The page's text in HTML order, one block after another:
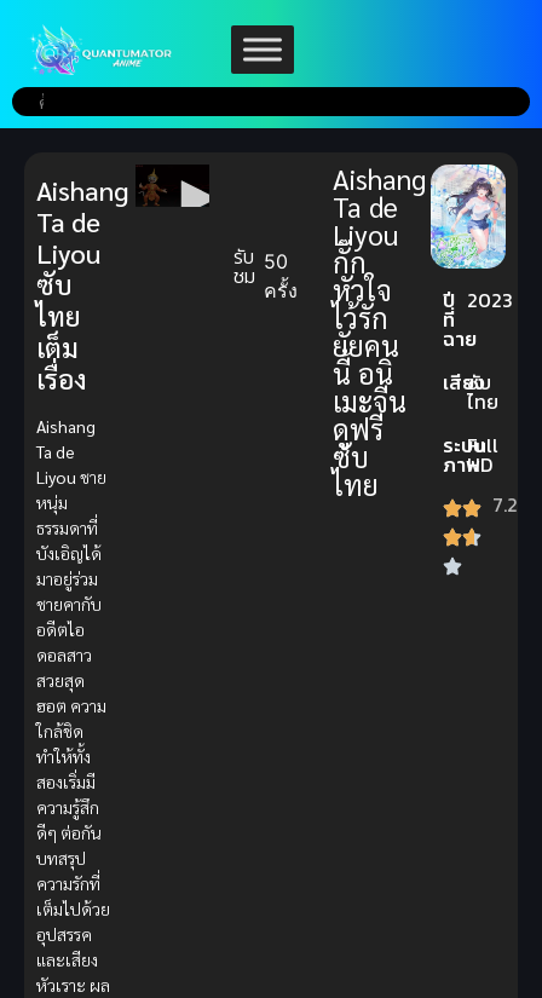
รับ
ชม 50
ครั้ง
Aishang
Ta de
Liyou
กั๊ก
หัวใจ
ไว้รัก
ยัยคน
นี้ อนิ
เมะจีน
ดูฟรี
ซับ
ไทย
ปี
ที่
ฉาย
2023
เสียง
ซับ
ไทย
ระบบ
ภาพ
Full
HD
7.2
Aishang
Ta de
Liyou
ซับ
ไทย
เต็ม
เรื่อง
Aishang
Ta de
Liyou ชาย
หนุ่ม
ธรรมดาที่
บังเอิญได้
มาอยู่ร่วม
ชายคากับ
อดีตไอ
ดอลสาว
สวยสุด
ฮอต ความ
ใกล้ชิด
ทำให้ทั้ง
สองเริ่มมี
ความรู้สึก
ดีๆ ต่อกัน
บทสรุป
ความรักที่
เต็มไปด้วย
อุปสรรค
และเสียง
หัวเราะ ผล